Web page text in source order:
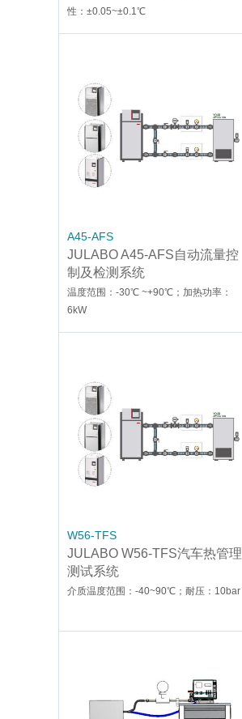
性：±0.05~±0.1℃
A45-AFS
JULABO A45-AFS自动流量控
制及检测系统
温度范围：-30℃ ~+90℃；加热功率：
6kW
W56-TFS
JULABO W56-TFS汽车热管理
测试系统
介质温度范围：-40~90℃；耐压：10bar